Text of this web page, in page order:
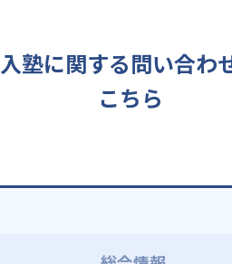
入塾に関する問い合わ
こちら